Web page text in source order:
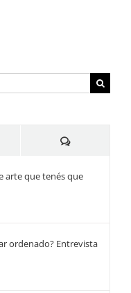
Comments
arte que tenés que
ordenado? Entrevista